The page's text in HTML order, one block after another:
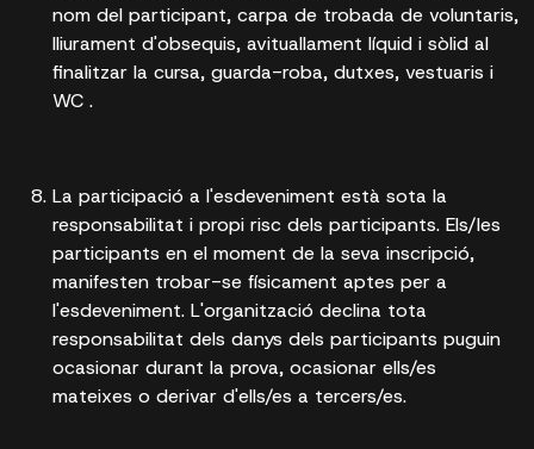
nom del participant, carpa de trobada de voluntaris,
lliurament d'obsequis, avituallament líquid i sòlid al
finalitzar la cursa, guarda-roba, dutxes, vestuaris i
WC .
La participació a l'esdeveniment està sota la
responsabilitat i propi risc dels participants. Els/les
participants en el moment de la seva inscripció,
manifesten trobar-se físicament aptes per a
l'esdeveniment. L'organització declina tota
responsabilitat dels danys dels participants puguin
ocasionar durant la prova, ocasionar ells/es
mateixes o derivar d'ells/es a tercers/es.